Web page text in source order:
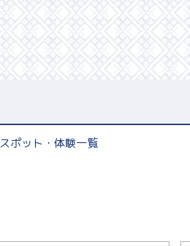
旅の予約
観光ガイド
行きたいリスト
スポット・体験一覧